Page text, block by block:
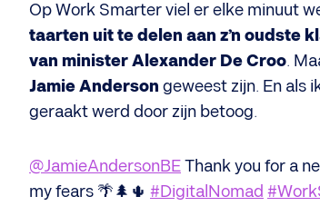
Op Work Smarter viel er elke minuut
taarten uit te delen aan z’n oudste
van minister Alexander De Croo.
Jamie Anderson geweest zijn. En als
geraakt werd door zijn betoog.
@JamieAndersonBEThank you for a
my fears 🌴🌲🌵 #DigitalNomad